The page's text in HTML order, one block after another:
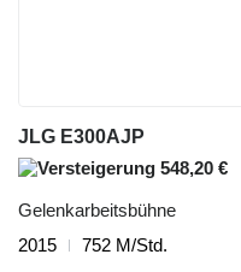
JLG E300AJP
548,20 €
Gelenkarbeitsbühne
2015
752 M/Std.